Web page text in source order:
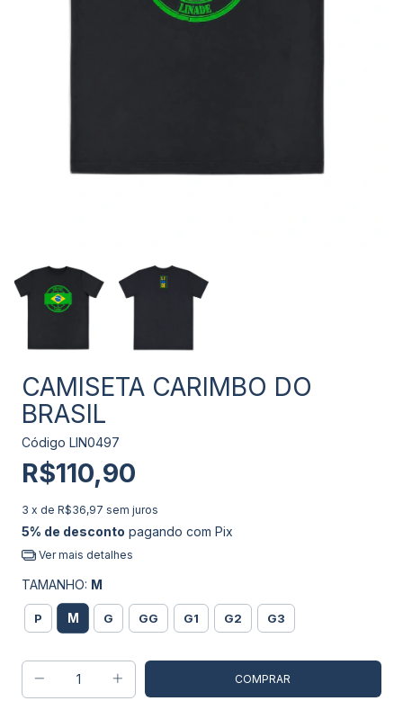
CAMISETA CARIMBO DO
BRASIL
Código LIN0497
R$110,90
3 x de R$36,97 sem juros
5% de desconto pagando com Pix
Ver mais detalhes
TAMANHO: M
P M G GG G1 G2 G3